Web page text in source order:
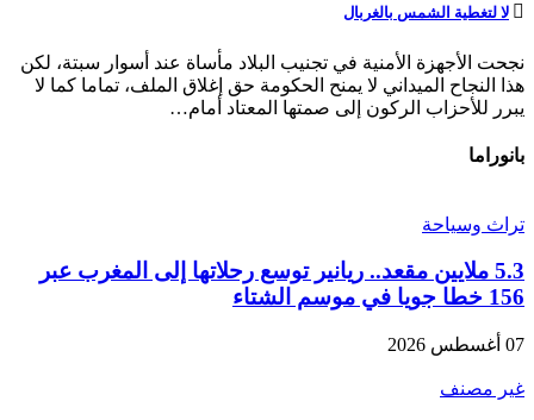
لا لتغطية الشمس بالغربال
نجحت الأجهزة الأمنية في تجنيب البلاد مأساة عند أسوار سبتة، لكن
هذا النجاح الميداني لا يمنح الحكومة حق إغلاق الملف، تماما كما لا
يبرر للأحزاب الركون إلى صمتها المعتاد أمام…
بانوراما
تراث وسياحة
5.3 ملايين مقعد.. ريانير توسع رحلاتها إلى المغرب عبر
156 خطا جويا في موسم الشتاء
07 أغسطس 2026
غير مصنف